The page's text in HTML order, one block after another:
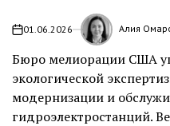
01.06.2026 Алия
Бюро мелиорации США
экологической
модернизации и
гидроэлектростанций.